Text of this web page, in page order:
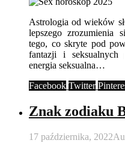
Astrologia od wieków
lepszego zrozumienia
tego, co skryte pod
fantazji i
energia seksualna…
Facebook Twitter
Znak zodiaku
17 października, 2022